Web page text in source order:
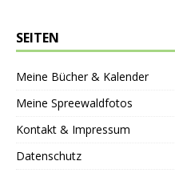
SEITEN
Meine Bücher & Kalender
Meine Spreewaldfotos
Kontakt & Impressum
Datenschutz